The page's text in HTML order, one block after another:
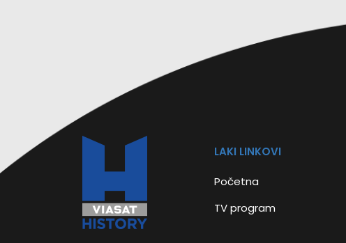
LAKI LINKOVI
Početna
TV program